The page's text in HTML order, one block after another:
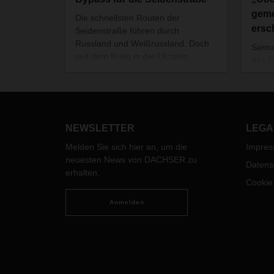
Die schnellsten Routen der
Seidenstraße führen durch
Russland und Weißrussland. Doch
nun zwei Alternativen an: Per Zug
alternativen Südroute zwischen
China und Europa.
NEWSLETTER
Melden Sie sich hier an, um die
neuesten News von DACHSER zu
erhalten.
Anmelden